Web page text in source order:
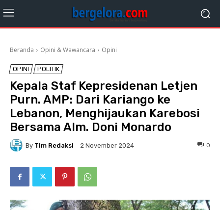
Beranda Opini & Wawancara Opini
OPINI POLITIK
Kepala Staf Kepresidenan Letjen
Purn. AMP: Dari Kariango ke
Lebanon, Menghijaukan Karebosi
Bersama Alm. Doni Monardo
By Tim Redaksi 2 November 2024 0